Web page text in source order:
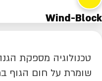
Wind-Block
טכנולוגיה מספקת
שומרת על חום הגוף